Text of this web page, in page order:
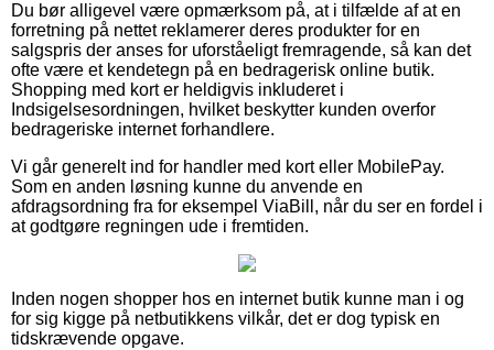
Du bør alligevel være opmærksom på, at i tilfælde af at en
forretning på nettet reklamerer deres produkter for en
salgspris der anses for uforståeligt fremragende, så kan det
ofte være et kendetegn på en bedragerisk online butik.
Shopping med kort er heldigvis inkluderet i
Indsigelsesordningen, hvilket beskytter kunden overfor
bedrageriske internet forhandlere.
Vi går generelt ind for handler med kort eller MobilePay.
Som en anden løsning kunne du anvende en
afdragsordning fra for eksempel ViaBill, når du ser en fordel i
at godtgøre regningen ude i fremtiden.
Inden nogen shopper hos en internet butik kunne man i og
for sig kigge på netbutikkens vilkår, det er dog typisk en
tidskrævende opgave.